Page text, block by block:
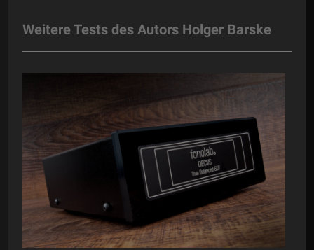
Weitere Tests des Autors Holger Barske